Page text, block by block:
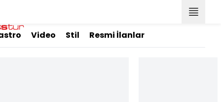
Video Stil Resmi İlanlar